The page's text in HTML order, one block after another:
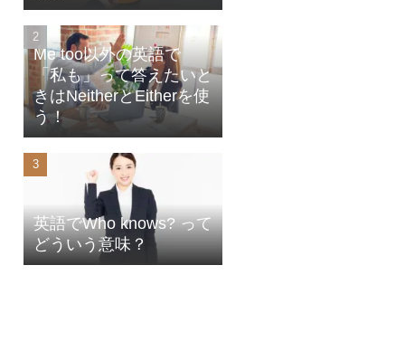
Me too以外の英語で
「私も」って答えたいと
きはNeitherとEitherを使
う！
英語でWho knows? って
どういう意味？